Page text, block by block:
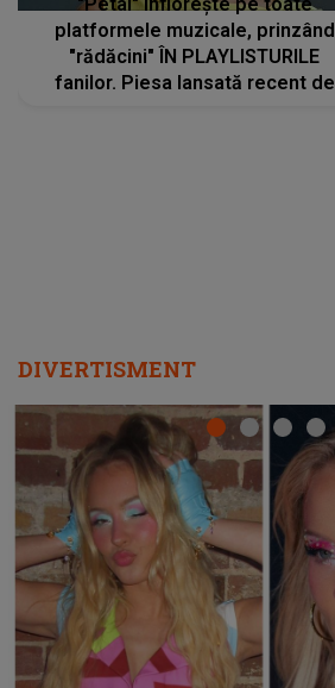
platformele muzicale, prinzând
"rădăcini" ÎN PLAYLISTURILE
fanilor. Piesa lansată recent de
DIVERTISMENT